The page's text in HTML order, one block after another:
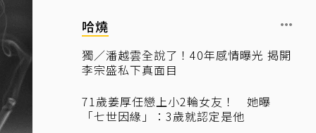
哈燒
獨／潘越雲全說了！40年感情曝光 揭開
李宗盛私下真面目
71歲姜厚任戀上小2輪女友！ 她曝
「七世因緣」：3歲就認定是他